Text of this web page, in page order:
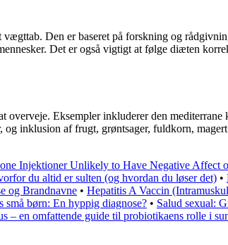
Den er baseret på forskning og
Det er også vigtigt at følge diæten
Eksempler inkluderer den
inklusion af frugt, grøntsager, fuldkorn,
Injektioner Unlikely to Have Negative Affect
du altid er sulten (og hvordan du løser det) •
og Brandnavne • Hepatitis A Vaccin
små børn: En hyppig diagnose? • Salud sexual:
– en omfattende guide til probiotikaens rolle i